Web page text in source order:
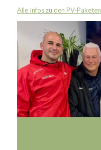
Alle Infos zu den PV-Paketen